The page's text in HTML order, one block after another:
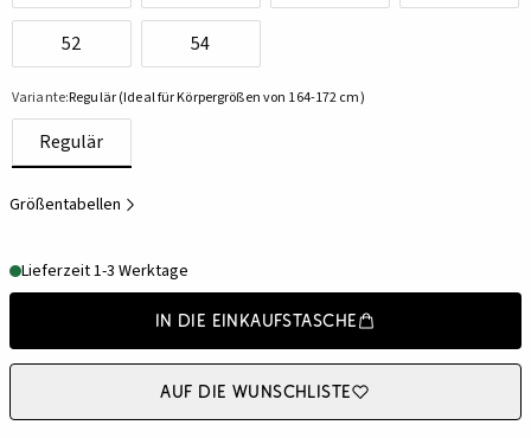
52 54
Variante:Regulär (Ideal für Körpergrößen von 164-172 cm)
Regulär
Größentabellen
Lieferzeit 1-3 Werktage
In die Einkaufstasche
Auf die Wunschliste